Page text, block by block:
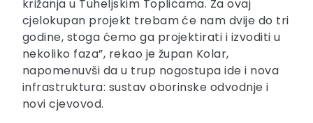
križanja u Tuheljskim Toplicama. Za ovaj
cjelokupan projekt trebam će nam dvije do tri
godine, stoga ćemo ga projektirati i izvoditi u
nekoliko faza”, rekao je župan Kolar,
napomenuvši da u trup nogostupa ide i nova
infrastruktura: sustav oborinske odvodnje i
novi cjevovod.